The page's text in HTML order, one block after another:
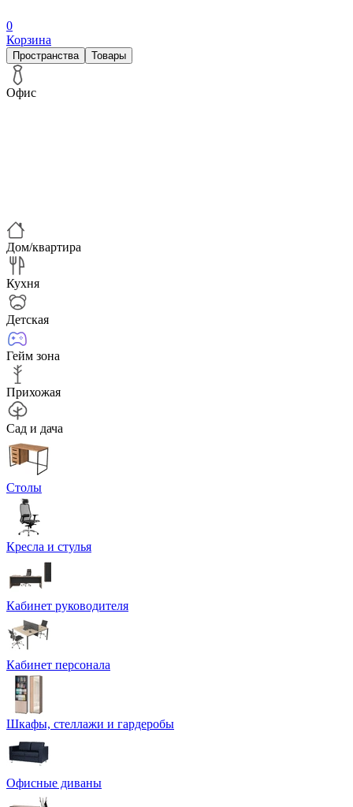
0
Корзина
Пространства Товары
Офис
Дом/квартира
Кухня
Детская
Гейм зона
Прихожая
Сад и дача
Столы
Кресла и стулья
Кабинет руководителя
Кабинет персонала
Шкафы, стеллажи и гардеробы
Офисные диваны